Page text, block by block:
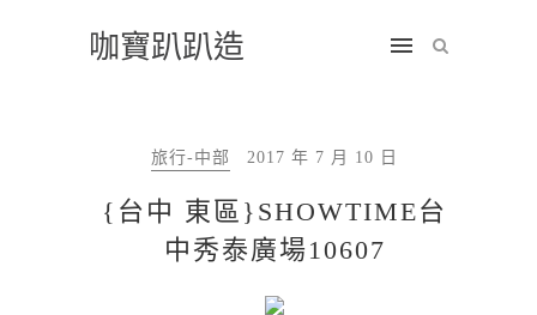
咖寶趴趴造
旅行-中部 2017 年 7 月 10 日
{台中 東區}SHOWTIME台
中秀泰廣場10607